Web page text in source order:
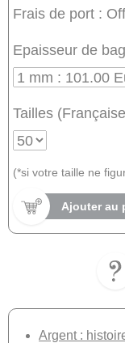
Frais de port :
Epaisseur de
Tailles
(*si votre taille ne
Ajouter au
Argent :